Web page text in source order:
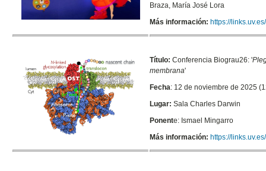
Braza, María José Lora
Más información: https://
Título:Conferencia Biograu26: '
membrana'
Fecha: 12 de noviembre de 2025
Lugar:Sala Charles Darwin
Ponente: Ismael Mingarro
Más información: https://